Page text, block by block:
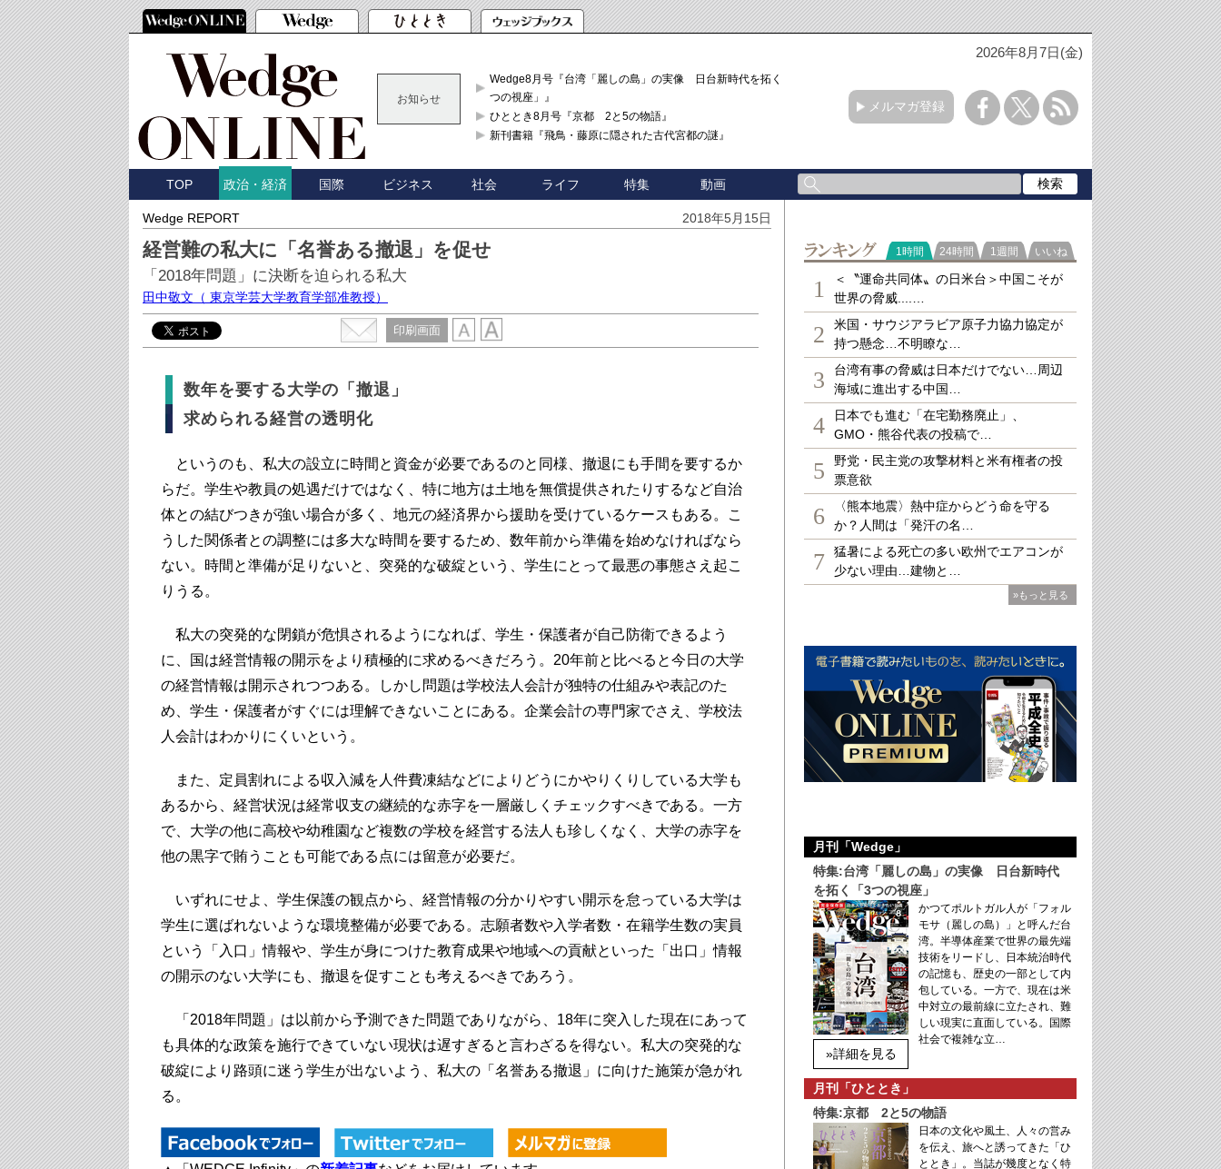
2026年8月7日(金)
お知らせ
Wedge8月号『台湾「麗しの島」の実像 日台新時代を拓く「3
つの視座」』
ひととき8月号『京都 2と5の物語』
新刊書籍『飛鳥・藤原に隠された古代宮都の謎』
メルマガ登録
TOP 政治・経済 国際 ビジネス 社会 ライフ 特集 動画
Wedge REPORT 2018年5月15日
経営難の私大に「名誉ある撤退」を促せ
「2018年問題」に決断を迫られる私大
田中敬文 （ 東京学芸大学教育学部准教授）
印刷画面
数年を要する大学の「撤退」
求められる経営の透明化
というのも、私大の設立に時間と資金が必要であるのと同様、撤退にも手間を要するか
らだ。学生や教員の処遇だけではなく、特に地方は土地を無償提供されたりするなど自治
体との結びつきが強い場合が多く、地元の経済界から援助を受けているケースもある。こ
うした関係者との調整には多大な時間を要するため、数年前から準備を始めなければなら
ない。時間と準備が足りないと、突発的な破綻という、学生にとって最悪の事態さえ起こ
りうる。
私大の突発的な閉鎖が危惧されるようになれば、学生・保護者が自己防衛できるよう
に、国は経営情報の開示をより積極的に求めるべきだろう。20年前と比べると今日の大学
の経営情報は開示されつつある。しかし問題は学校法人会計が独特の仕組みや表記のた
め、学生・保護者がすぐには理解できないことにある。企業会計の専門家でさえ、学校法
人会計はわかりにくいという。
また、定員割れによる収入減を人件費凍結などによりどうにかやりくりしている大学も
あるから、経営状況は経常収支の継続的な赤字を一層厳しくチェックすべきである。一方
で、大学の他に高校や幼稚園など複数の学校を経営する法人も珍しくなく、大学の赤字を
他の黒字で賄うことも可能である点には留意が必要だ。
いずれにせよ、学生保護の観点から、経営情報の分かりやすい開示を怠っている大学は
学生に選ばれないような環境整備が必要である。志願者数や入学者数・在籍学生数の実員
という「入口」情報や、学生が身につけた教育成果や地域への貢献といった「出口」情報
の開示のない大学にも、撤退を促すことも考えるべきであろう。
「2018年問題」は以前から予測できた問題でありながら、18年に突入した現在にあって
も具体的な政策を施行できていない現状は遅すぎると言わざるを得ない。私大の突発的な
破綻により路頭に迷う学生が出ないよう、私大の「名誉ある撤退」に向けた施策が急がれ
る。
ランキング
1時間 24時間 1週間 いいね
1
＜〝運命共同体〟の日米台＞中国こそが
世界の脅威....…
2
米国・サウジアラビア原子力協力協定が
持つ懸念…不明瞭な…
3
台湾有事の脅威は日本だけでない…周辺
海域に進出する中国…
4
日本でも進む「在宅勤務廃止」、
GMO・熊谷代表の投稿で…
5
野党・民主党の攻撃材料と米有権者の投
票意欲
6
〈熊本地震〉熱中症からどう命を守る
か？人間は「発汗の名…
7
猛暑による死亡の多い欧州でエアコンが
少ない理由…建物と…
»もっと見る
月刊「Wedge」
特集:台湾「麗しの島」の実像 日台新時代
を拓く「3つの視座」
»詳細を見る
かつてポルトガル人が「フォル
モサ（麗しの島）」と呼んだ台
湾。半導体産業で世界の最先端
技術をリードし、日本統治時代
の記憶も、歴史の一部として内
包している。一方で、現在は米
中対立の最前線に立たされ、難
しい現実に直面している。国際
社会で複雑な立…
月刊「ひととき」
特集:京都 2と5の物語
日本の文化や風土、人々の営み
を伝え、旅へと誘ってきた「ひ
ととき」。当誌が幾度となく特